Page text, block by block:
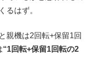
るはず。
親機は2回転+保留1回
“1回転+保留1回転の2